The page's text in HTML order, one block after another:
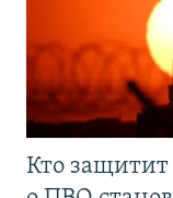
Кто защитит